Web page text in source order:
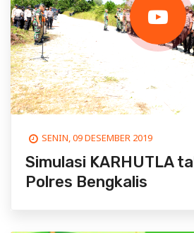
SENIN, 09 DESEMBER 2019
Simulasi KARHUTLA
Polres Bengkalis